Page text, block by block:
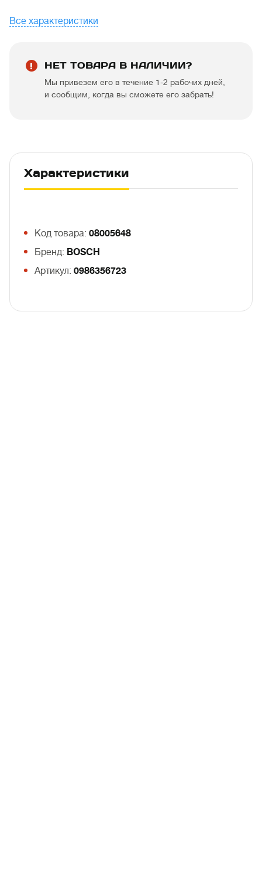
Все характеристики
НЕТ ТОВАРА В НАЛИЧИИ?
Мы привезем его в течение 1-2 рабочих дней,
и сообщим, когда вы сможете его забрать!
Характеристики
Код товара: 08005648
Бренд: BOSCH
Артикул: 0986356723